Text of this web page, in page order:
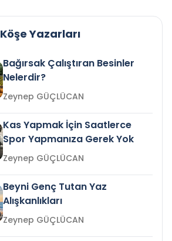
Köşe Yazarları
Bağırsak Çalıştıran Besinler
Nelerdir?
Zeynep GÜÇLÜCAN
Kas Yapmak İçin Saatlerce
Spor Yapmanıza Gerek Yok
Zeynep GÜÇLÜCAN
Beyni Genç Tutan Yaz
Alışkanlıkları
Zeynep GÜÇLÜCAN